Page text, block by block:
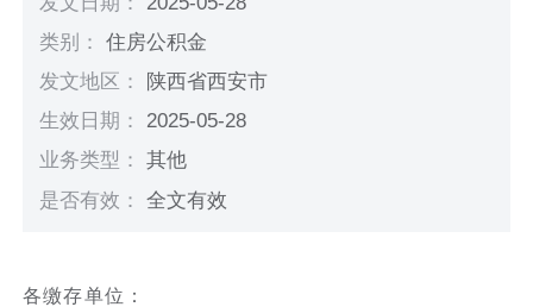
类别：住房公积金
发文地区：
陕西省西安市
生效日期： 2025-05-28
业务类型：其他
是否有效：全文有效
各缴存单位：